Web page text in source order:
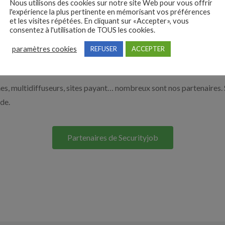
la sécurité par exemple un agent de sécurité, un responsable
solutions pour vous aider à recruter en cliquant sur le bouton
Nos solutions entreprises
multidiffuseurs, sites payant… nombreux sont nos partenaires.
Partenaires de Securityjob
Nous utilisons des cookies sur notre site Web pour vous offrir
l'expérience la plus pertinente en mémorisant vos préférences
et les visites répétées. En cliquant sur «Accepter», vous
consentez à l'utilisation de TOUS les cookies.
paramètres cookies REFUSER ACCEPTER